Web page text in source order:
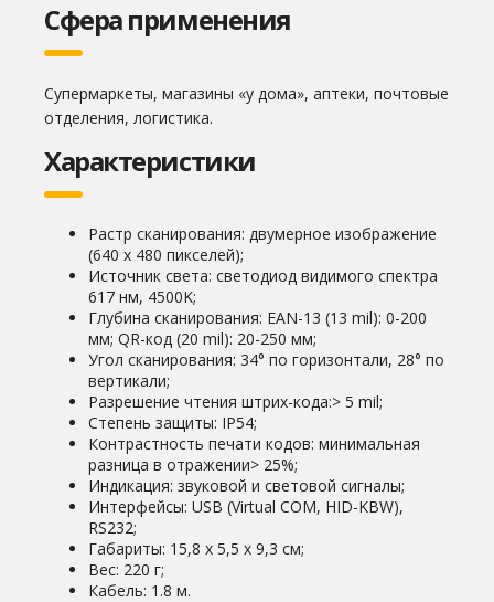
Сфера применения
Супермаркеты, магазины «у дома», аптеки, почтовые
отделения, логистика.
Характеристики
Растр сканирования: двумерное изображение
(640 х 480 пикселей);
Источник света: светодиод видимого спектра
617 нм, 4500K;
Глубина сканирования: EAN-13 (13 mil): 0-200
мм; QR-код (20 mil): 20-250 мм;
Угол сканирования: 34° по горизонтали, 28° по
вертикали;
Разрешение чтения штрих-кода:> 5 mil;
Степень защиты: IP54;
Контрастность печати кодов: минимальная
разница в отражении> 25%;
Индикация: звуковой и световой сигналы;
Интерфейсы: USB (Virtual COM, HID-KBW),
RS232;
Габариты: 15,8 x 5,5 x 9,3 см;
Вес: 220 г;
Кабель: 1.8 м.